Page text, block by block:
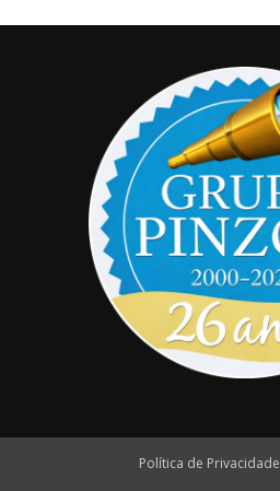
Política de Privacidade